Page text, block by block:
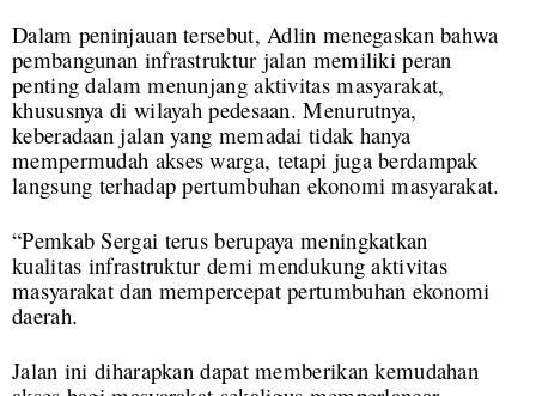
Dalam peninjauan tersebut, Adlin menegaskan bahwa
pembangunan infrastruktur jalan memiliki peran
penting dalam menunjang aktivitas masyarakat,
khususnya di wilayah pedesaan. Menurutnya,
keberadaan jalan yang memadai tidak hanya
mempermudah akses warga, tetapi juga berdampak
langsung terhadap pertumbuhan ekonomi masyarakat.
“Pemkab Sergai terus berupaya meningkatkan
kualitas infrastruktur demi mendukung aktivitas
masyarakat dan mempercepat pertumbuhan ekonomi
daerah.
Jalan ini diharapkan dapat memberikan kemudahan